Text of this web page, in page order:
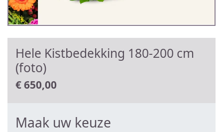
Hele Kistbedekking 180-200 cm
(foto)
€650,00
Maak uw keuze